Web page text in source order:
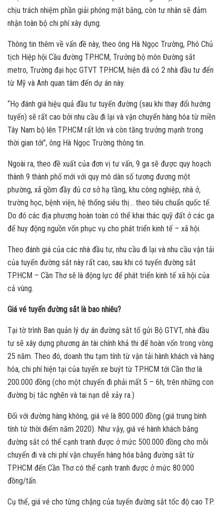
chịu trách nhiệm phần giải phóng mặt bằng, còn tư nhân sẽ đảm
nhận toàn bộ chi phí xây dựng.
Thông tin thêm về vấn đề này, theo ông Hà Ngọc Trường, Phó Chủ
tịch Hiệp hội Cầu đường TP.HCM, Trưởng bộ môn Đường sắt
metro, Trường đại học GTVT TP.HCM, hiện đã có 2 nhà đầu tư đến
từ Mỹ và Anh quan tâm đến dự án này.
“Họ đánh giá hiệu quả đầu tư tuyến đường (sau khi thay đổi hướng
tuyến) sẽ rất cao bởi nhu cầu đi lại và vận chuyển hàng hóa từ miền
Tây Nam bộ lên TP.HCM rất lớn và còn tăng trưởng mạnh trong
thời gian tới”, ông Hà Ngọc Trường thông tin.
Ngoài ra, theo đề xuất của đơn vị tư vấn, 9 ga sẽ được quy hoạch
thành 9 thành phố mới với quy mô dân số tương đương một
phường, xã gồm đầy đủ cơ sở hạ tầng, khu công nghiệp, nhà ở,
trường học, bệnh viện, hệ thống siêu thị… theo tiêu chuẩn quốc tế.
Do đó các địa phương hoàn toàn có thể khai thác quỹ đất ở các ga
để huy động nguồn vốn phục vụ cho phát triển kinh tế – xã hội.
Theo đánh giá của các nhà đầu tư, nhu cầu đi lại và nhu cầu vận tải
của tuyến đường sắt này rất cao, sau khi có tuyến đường sắt
TP.HCM – Cần Thơ sẽ là động lực để phát triển kinh tế xã hội của
cả vùng.
Giá vé tuyến đường sắt là bao nhiêu?
Tại tờ trình Ban quản lý dự án đường sắt tổ gửi Bộ GTVT, nhà đầu
tư sẽ xây dựng phương án tài chính khả thi để hoàn vốn trong vòng
25 năm. Theo đó, doanh thu tạm tính từ vận tải hành khách và hàng
hóa, chi phí hiện tại của tuyến xe buýt từ TP.HCM tới Cần thơ là
200.000 đồng (cho một chuyến đi phải mất 5 – 6h, trên những con
đường bị tắc nghẽn và tai nạn dễ xảy ra.)
Đối với đường hàng không, giá vé là 800.000 đồng (giá trung bình
tính từ thời điểm năm 2020). Như vậy, giá vé hành khách bằng
đường sắt có thể cạnh tranh được ở mức 500.000 đồng cho mỗi
chuyến đi và chi phí vận chuyển hàng hóa bằng đường sắt từ
TP.HCM đến Cần Thơ có thể cạnh tranh được ở mức 80.000
đồng/tấn.
Cụ thể, giá vé cho từng chặng của tuyến đường sắt tốc độ cao TP.